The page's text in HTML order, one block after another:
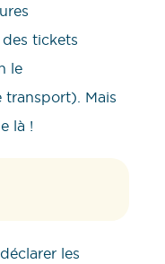
tickets
le
transport). Mais
là !
les